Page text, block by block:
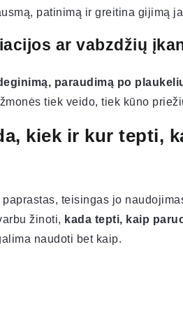
patinimą ir greitina gijimą
ar vabzdžių
paraudimą po
tiek veido, tiek kūno
kiek ir kur tepti,
teisingas jo
žinoti, kada tepti, kaip
naudoti bet kaip.